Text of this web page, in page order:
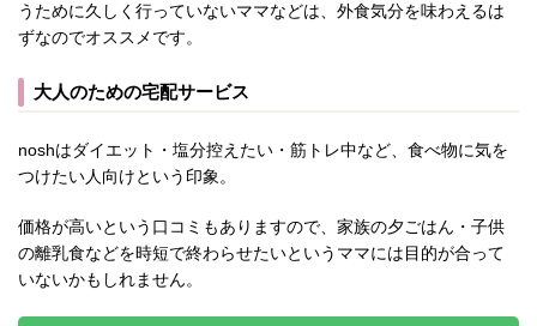
うために久しく行っていないママなどは、外食気分を味わえるは
ずなのでオススメです。
大人のための宅配サービス
noshはダイエット・塩分控えたい・筋トレ中など、食べ物に気を
つけたい人向けという印象。
価格が高いという口コミもありますので、家族の夕ごはん・子供
の離乳食などを時短で終わらせたいというママには目的が合って
いないかもしれません。